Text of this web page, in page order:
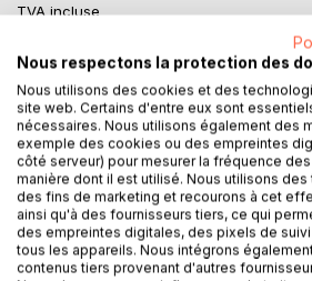
TVA incluse
Téléchargement disponible dès
AJOUTER AU
Ajouter à ma liste d'envies
Laisser un avis
Nous respectons la protection des
Nous utilisons des cookies et des
site web. Certains d'entre eux sont
nécessaires. Nous utilisons également des
exemple des cookies ou des empreintes
côté serveur) pour mesurer la fréquence
manière dont il est utilisé. Nous utilisons
des fins de marketing et recourons à cet
ainsi qu'à des fournisseurs tiers, ce qui
des empreintes digitales, des pixels de
tous les appareils. Nous intégrons
contenus tiers provenant d'autres